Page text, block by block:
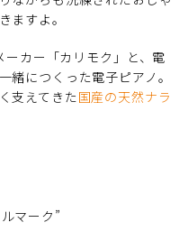
ますよ。
カー「カリモク」と、電
緒につくった電子ピアノ。
支えてきた 国産の天然ナラ
マーク”